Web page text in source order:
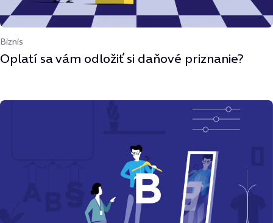
Biznis
Oplatí sa vám odložiť si daňové priznanie?